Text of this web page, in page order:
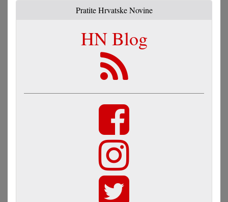
Pratite Hrvatske Novine
HN Blog